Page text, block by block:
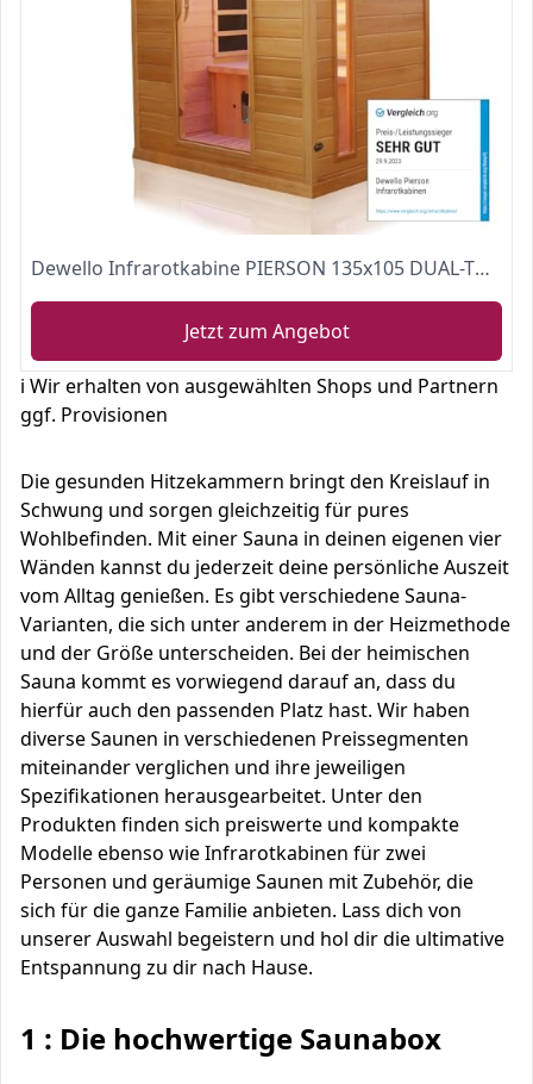
Dewello Infrarotkabine PIERSON 135x105 DUAL-THERM für 1-2 Personen aus Hemlock Holz mit Vollspektrumstrahler
Jetzt zum Angebot
ℹ️ Wir erhalten von ausgewählten Shops und Partnern
ggf. Provisionen
Die gesunden Hitzekammern bringt den Kreislauf in
Schwung und sorgen gleichzeitig für pures
Wohlbefinden. Mit einer Sauna in deinen eigenen vier
Wänden kannst du jederzeit deine persönliche Auszeit
vom Alltag genießen. Es gibt verschiedene Sauna-
Varianten, die sich unter anderem in der Heizmethode
und der Größe unterscheiden. Bei der heimischen
Sauna kommt es vorwiegend darauf an, dass du
hierfür auch den passenden Platz hast. Wir haben
diverse Saunen in verschiedenen Preissegmenten
miteinander verglichen und ihre jeweiligen
Spezifikationen herausgearbeitet. Unter den
Produkten finden sich preiswerte und kompakte
Modelle ebenso wie Infrarotkabinen für zwei
Personen und geräumige Saunen mit Zubehör, die
sich für die ganze Familie anbieten. Lass dich von
unserer Auswahl begeistern und hol dir die ultimative
Entspannung zu dir nach Hause.
1 : Die hochwertige Saunabox